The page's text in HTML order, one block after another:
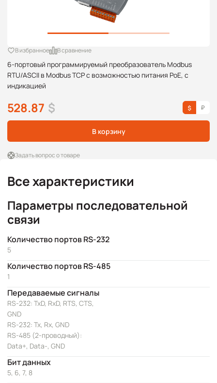
6-портовый программируемый преобразователь Modbus
RTU/ASCII в Modbus TCP с возможностью питания PoE, с
индикацией
В избранное В сравнение
528.87 $
В корзину
Задать вопрос о товаре
Все характеристики
Параметры последовательной
связи
Количество портов RS-232
5
Количество портов RS-485
1
Передаваемые сигналы
RS-232: TxD, RxD, RTS, CTS,
GND
RS-232: Tx, Rx, GND
RS-485 (2-проводный):
Data+, Data-, GND
Бит данных
5, 6, 7, 8